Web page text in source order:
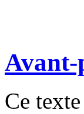
Avant-
Ce